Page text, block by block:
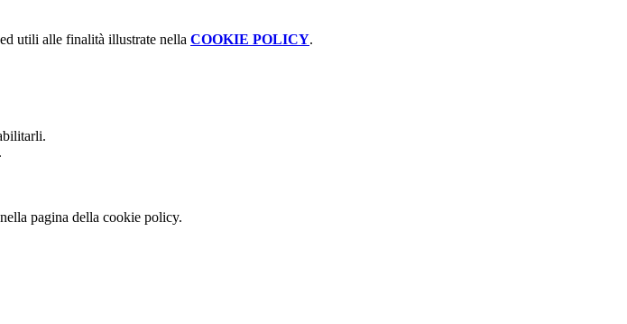
utili alle finalità illustrate nella COOKIE POLICY.
.
pagina della cookie policy.